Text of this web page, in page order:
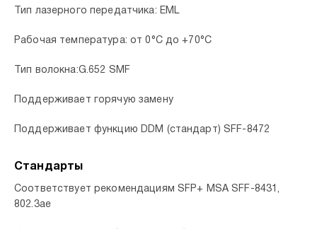
Тип лазерного передатчика: EML
Рабочая температура: от 0°C до +70°C
Тип волокна:G.652 SMF
Поддерживает горячую замену
Поддерживает функцию DDM (стандарт) SFF-8472
Стандарты
Соответствует рекомендациям SFP+ MSA SFF-8431,
802.3ae